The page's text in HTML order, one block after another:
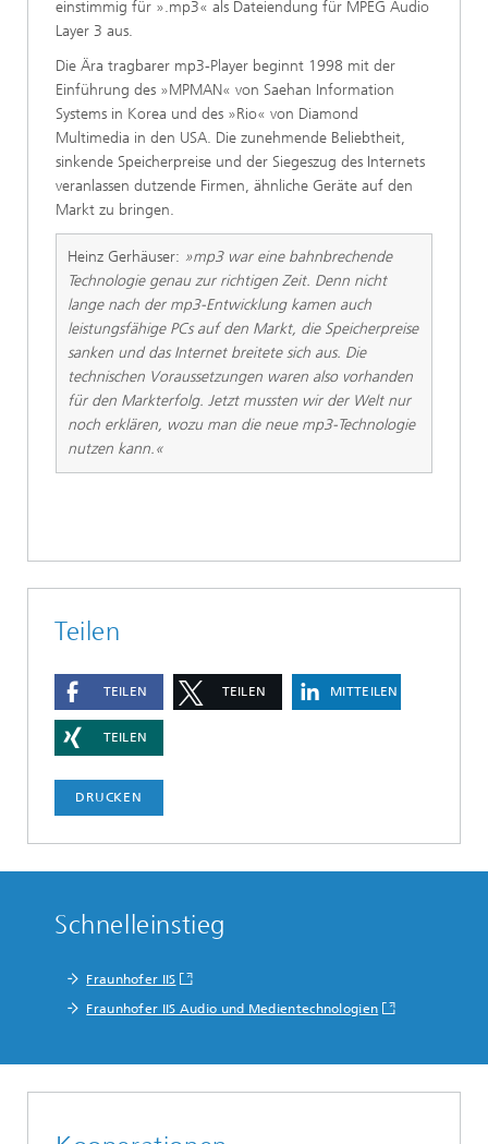
einstimmig für ».mp3« als Dateiendung für MPEG Audio
Layer 3 aus.
Die Ära tragbarer mp3-Player beginnt 1998 mit der
Einführung des »MPMAN« von Saehan Information
Systems in Korea und des »Rio« von Diamond
Multimedia in den USA. Die zunehmende Beliebtheit,
sinkende Speicherpreise und der Siegeszug des Internets
veranlassen dutzende Firmen, ähnliche Geräte auf den
Markt zu bringen.
Heinz Gerhäuser: »mp3 war eine bahnbrechende
Technologie genau zur richtigen Zeit. Denn nicht
lange nach der mp3-Entwicklung kamen auch
leistungsfähige PCs auf den Markt, die Speicherpreise
sanken und das Internet breitete sich aus. Die
technischen Voraussetzungen waren also vorhanden
für den Markterfolg. Jetzt mussten wir der Welt nur
noch erklären, wozu man die neue mp3-Technologie
nutzen kann.«
Teilen
TEILEN TEILEN MITTEILEN
TEILEN
DRUCKEN
Schnelleinstieg
Fraunhofer IIS
Fraunhofer IIS Audio und Medientechnologien